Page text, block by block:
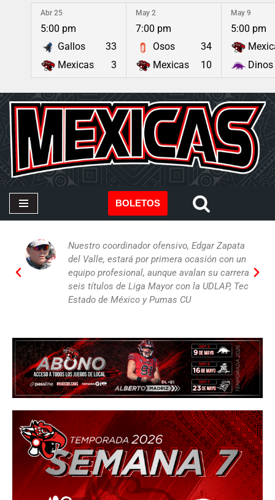
contenido
Abr 25
5:00 pm
Gallos
33
Mexicas
3
May 2
7:00 pm
Osos
34
Mexicas
10
May 9
5:00 pm
Dinos
BOLETOS
Nuestro coordinador ofensivo, Edgar Zapata
del Valle, estará por primera ocasión con un
equipo profesional, aunque avalan su carrera
seis títulos de Liga Mayor con la UDLAP, Tec
Estado de México y Pumas CU